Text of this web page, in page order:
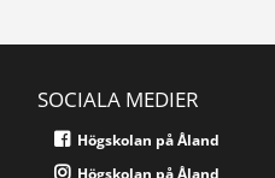
SOCIALA MEDIER
Högskolan på Åland
Högskolan på Åland